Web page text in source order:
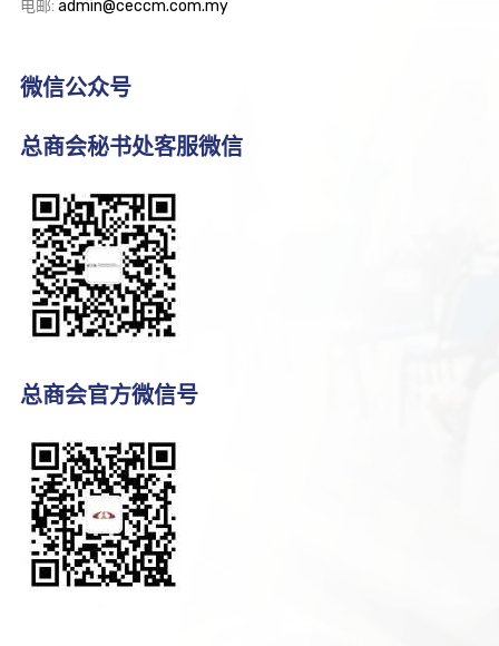
电邮: admin@ceccm.com.my
微信公众号
总商会秘书处客服微信
总商会官方微信号